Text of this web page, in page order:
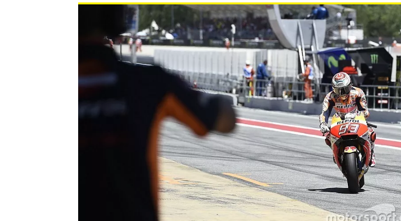
NASCAR CUP